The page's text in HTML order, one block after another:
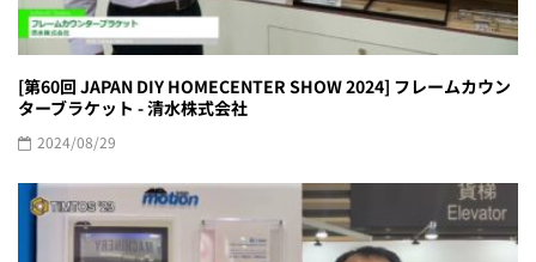
[第60回 JAPAN DIY HOMECENTER SHOW 2024] フレームカウン
ターブラケット - 清水株式会社
2024/08/29